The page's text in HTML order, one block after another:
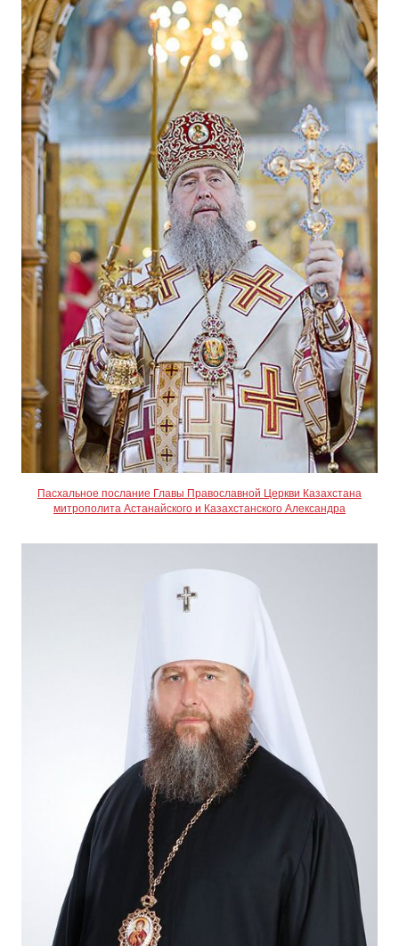
Пасхальное послание Главы Православной Церкви Казахстана
митрополита Астанайского и Казахстанского Александра